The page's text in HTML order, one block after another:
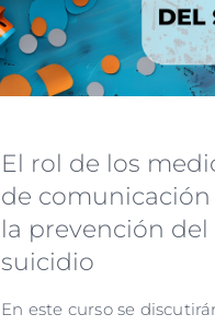
El rol de los
de comunicación
la prevención del
suicidio
En este curso se